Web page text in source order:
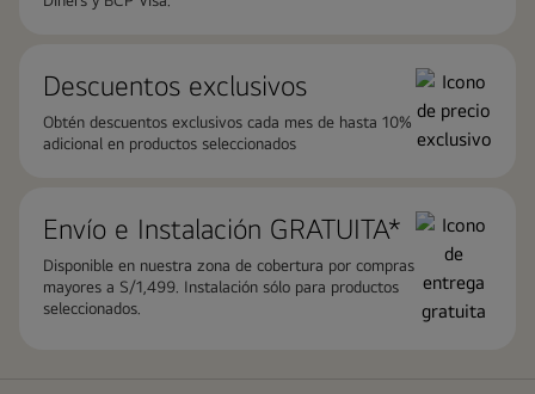
Descuentos exclusivos
Obtén descuentos exclusivos cada mes de hasta 10%
adicional en productos seleccionados
Envío e Instalación GRATUITA*
Disponible en nuestra zona de cobertura por compras
mayores a S/1,499. Instalación sólo para productos
seleccionados.